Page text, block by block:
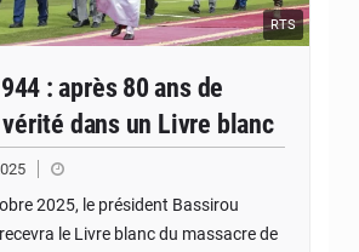
RTS
: après 80 ans de
dans un Livre blanc
2025, le président Bassirou
le Livre blanc du massacre de